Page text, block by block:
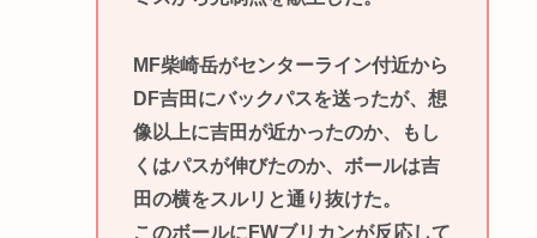
MF柴崎岳がセンターライン付近から
DF吉田にバックパスを送ったが、想
像以上に吉田が近かったのか、もし
くはパスが伸びたのか、ボールは吉
田の横をスルリと通り抜けた。
このボールにFWブリカンが反応して